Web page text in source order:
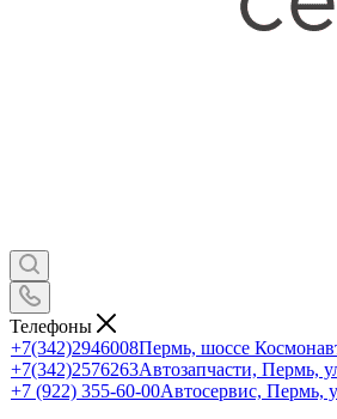
Телефоны
+7(342)2946008Пермь, шоссе
+7(342)2576263Автозапчасти, Пермь,
+7 (922) 355-60-00Автосервис, Пермь,